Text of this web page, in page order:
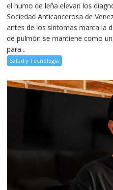
el humo de leña elevan los
Sociedad Anticancerosa de
antes de los síntomas marca la
de pulmón se mantiene como
para...
Salud y Tecnología